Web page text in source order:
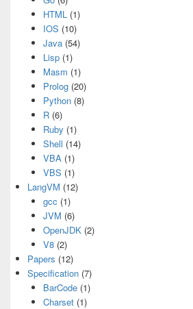
HTML(1)
IOS (10)
Java(54)
Lisp(1)
Masm (1)
Prolog(20)
Python(8)
R(6)
Ruby (1)
Shell (14)
VBA(1)
VBS (1)
LangVM (12)
gcc (1)
JVM (6)
OpenJDK(2)
V8(2)
Papers (12)
Specification (7)
BarCode(1)
Charset(1)